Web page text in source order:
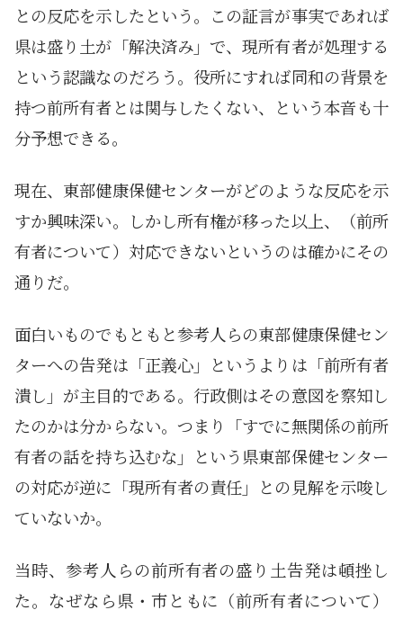
との反応を示したという。この証言が事実であれば
県は盛り土が「解決済み」で、現所有者が処理する
という認識なのだろう。役所にすれば同和の背景を
持つ前所有者とは関与したくない、という本音も十
分予想できる。
現在、東部健康保健センターがどのような反応を示
すか興味深い。しかし所有権が移った以上、（前所
有者について）対応できないというのは確かにその
通りだ。
面白いものでもともと参考人らの東部健康保健セン
ターへの告発は「正義心」というよりは「前所有者
潰し」が主目的である。行政側はその意図を察知し
たのかは分からない。つまり「すでに無関係の前所
有者の話を持ち込むな」という県東部保健センター
の対応が逆に「現所有者の責任」との見解を示唆し
ていないか。
当時、参考人らの前所有者の盛り土告発は頓挫し
た。なぜなら県・市ともに（前所有者について）